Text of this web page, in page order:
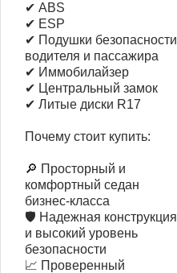
✔ ABS
✔ ESP
✔ Подушки безопасности
водителя и пассажира
✔ Иммобилайзер
✔ Центральный замок
✔ Литые диски R17
Почему стоит купить:
🔎 Просторный и
комфортный седан
бизнес-класса
🛡 Надежная конструкция
и высокий уровень
безопасности
📈 Проверенный